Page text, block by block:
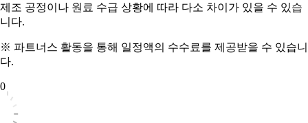
제조 공정이나 원료 수급 상황에 따라 다소 차이가 있을 수 있습
니다.
※ 파트너스 활동을 통해 일정액의 수수료를 제공받을 수 있습니
다.
0